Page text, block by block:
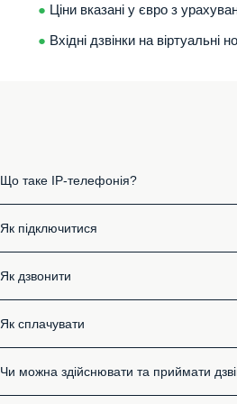
● Ціни вказані у євро з
● Вхідні дзвінки на
Що таке IP-телефонія?
Як підключитися
Як дзвонити
Як сплачувати
Чи можна здійснювати та приймати